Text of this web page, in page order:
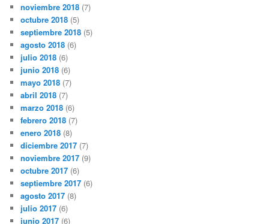
noviembre 2018 (7)
octubre 2018 (5)
septiembre 2018 (5)
agosto 2018 (6)
julio 2018 (6)
junio 2018 (6)
mayo 2018 (7)
abril 2018 (7)
marzo 2018 (6)
febrero 2018 (7)
enero 2018 (8)
diciembre 2017 (7)
noviembre 2017 (9)
octubre 2017 (6)
septiembre 2017 (6)
agosto 2017 (8)
julio 2017 (6)
junio 2017 (6)